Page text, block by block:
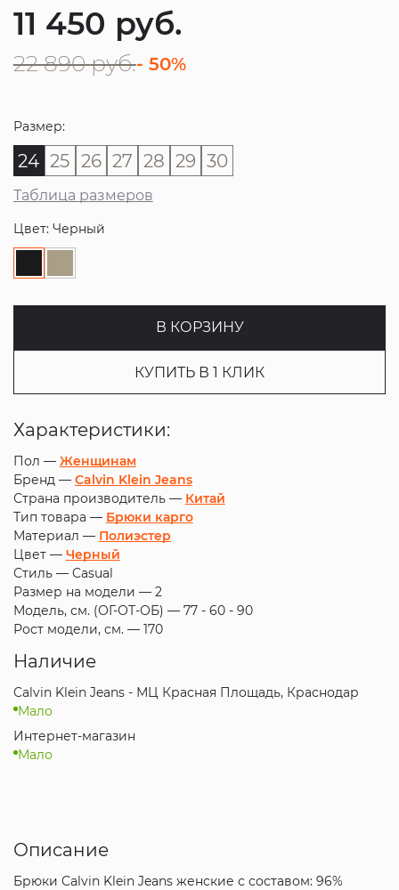
11 450 руб.
22 890 руб.- 50%
Размер:
24 25 26 27 28 29 30
Таблица размеров
Цвет: Черный
В КОРЗИНУ
КУПИТЬ В 1 КЛИК
Характеристики:
Пол — Женщинам
Бренд — Calvin Klein Jeans
Страна производитель — Китай
Тип товара — Брюки карго
Материал — Полиэстер
Цвет — Черный
Стиль — Casual
Размер на модели — 2
Модель, см. (ОГ-ОТ-ОБ) — 77 - 60 - 90
Рост модели, см. — 170
Наличие
Calvin Klein Jeans - МЦ Красная Площадь, Краснодар
Мало
Интернет-магазин
Мало
Описание
Брюки Calvin Klein Jeans женские с составом: 96%